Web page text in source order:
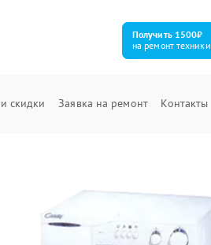
Получить 1500₽
на ремонт техники
скидки Заявка на ремонт Контакты